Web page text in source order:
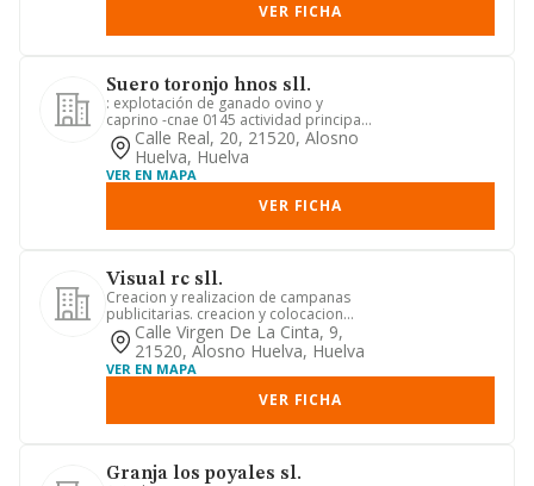
VER FICHA
Suero toronjo hnos sll.
: explotación de ganado ovino y
caprino -cnae 0145 actividad principal-;
cultivo de cereales -excep...
Calle Real, 20, 21520, Alosno
Huelva, Huelva
VER EN MAPA
VER FICHA
Visual rc sll.
Creacion y realizacion de campanas
publicitarias. creacion y colocacion
depublicidad en periodicos,...
Calle Virgen De La Cinta, 9,
21520, Alosno Huelva, Huelva
VER EN MAPA
VER FICHA
Granja los poyales sl.